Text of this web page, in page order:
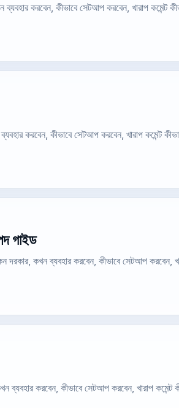
করবেন, কীভাবে সেটআপ করবেন, খারাপ কমেন্ট
করবেন, কীভাবে সেটআপ করবেন, খারাপ কমেন্ট
গাইড
দরকার, কখন ব্যবহার করবেন, কীভাবে সেটআপ করবেন,
ব্যবহার করবেন, কীভাবে সেটআপ করবেন, খারাপ